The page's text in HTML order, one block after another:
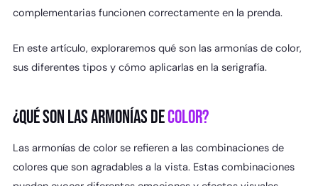
complementarias funcionen correctamente en la prenda.
En este artículo, exploraremos qué son las armonías de color,
sus diferentes tipos y cómo aplicarlas en la serigrafía.
¿QUÉ SON LAS ARMONÍAS DECOLOR?
Las armonías de color se refieren a las combinaciones de
colores que son agradables a la vista. Estas combinaciones